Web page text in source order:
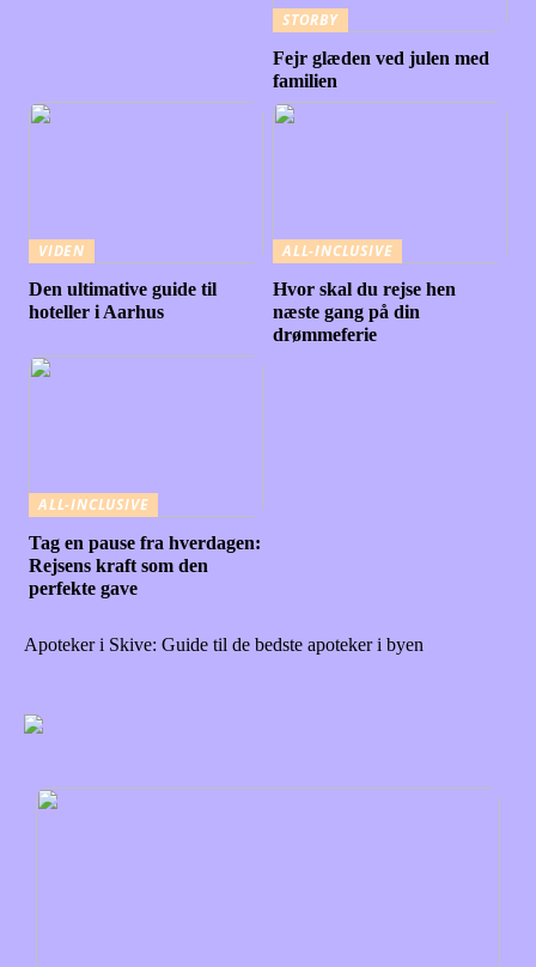
STORBY
Fejr glæden ved julen med
familien
VIDEN
Den ultimative guide til
hoteller i Aarhus
ALL-INCLUSIVE
Hvor skal du rejse hen
næste gang på din
drømmeferie
ALL-INCLUSIVE
Tag en pause fra hverdagen:
Rejsens kraft som den
perfekte gave
Apoteker i Skive: Guide til de bedste apoteker i byen